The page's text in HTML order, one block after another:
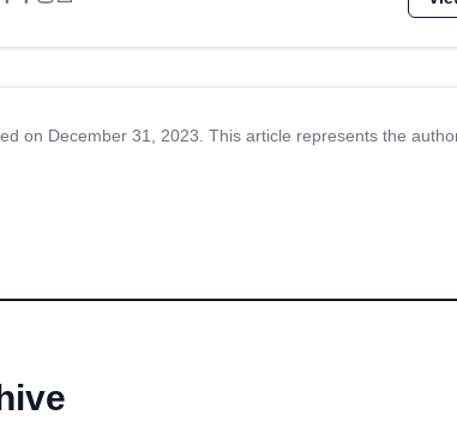
on December 31, 2023. This article represents the